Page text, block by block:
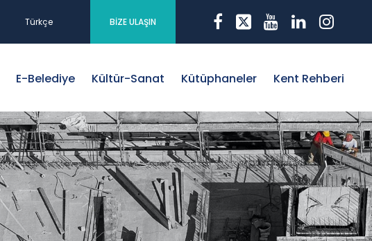
Türkçe BİZE ULAŞIN
E-Belediye Kültür-Sanat Kütüphaneler Kent Rehberi